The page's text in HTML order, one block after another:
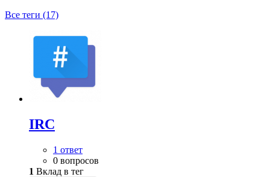
Все теги (17)
IRC
1 ответ
0 вопросов
1 Вклад в тег